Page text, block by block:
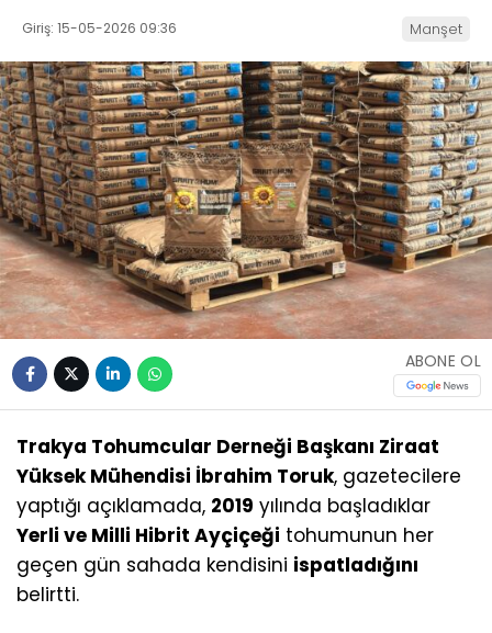
Giriş: 15-05-2026 09:36 Manşet
ABONE OL
Trakya Tohumcular Derneği Başkanı Ziraat
Yüksek Mühendisi İbrahim Toruk, gazetecilere
yaptığı açıklamada, 2019 yılında başladıklar
Yerli ve Milli Hibrit Ayçiçeği tohumunun her
geçen gün sahada kendisini ispatladığını
belirtti.